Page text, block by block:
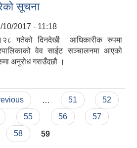
सूचना
10/2017 - 11:18
गतेको दिनदेखी आधिकारीक रुपमा
वेव साईट सञ्चालनमा आएको
अनुरोध गराउँदछौ ।
51
52
55 56
57
58
59